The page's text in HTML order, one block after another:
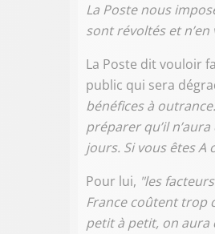
La Poste nous
sont révoltés et n’en
La Poste dit vouloir
public qui sera
bénéfices à
préparer qu’il
jours. Si vous êtes A
Pour lui, "les
France coûtent trop
petit à petit, on aura